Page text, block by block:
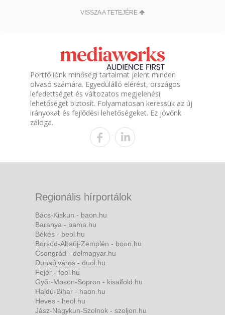
VISSZA A TETEJÉRE
Portfóliónk minőségi tartalmat jelent minden
olvasó számára. Egyedülálló elérést, országos
lefedettséget és változatos megjelenési
lehetőséget biztosít. Folyamatosan keressük az új
irányokat és fejlődési lehetőségeket. Ez jövőnk
záloga.
Regionális hírportálok
Bács-Kiskun - baon.hu
Baranya - bama.hu
Békés - beol.hu
Borsod-Abaúj-Zemplén - boon.hu
Csongrád - delmagyar.hu
Dunaújváros - duol.hu
Fejér - feol.hu
Győr-Moson-Sopron - kisalfold.hu
Hajdú-Bihar - haon.hu
Heves - heol.hu
Jász-Nagykun-Szolnok - szoljon.hu